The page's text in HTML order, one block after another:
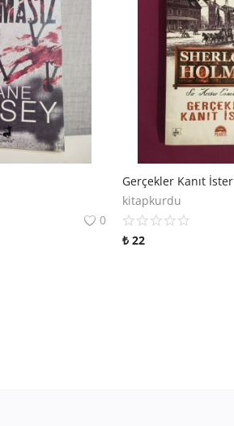
0
Gerçekler Kanıt İster
kitapkurdu
₺ 22